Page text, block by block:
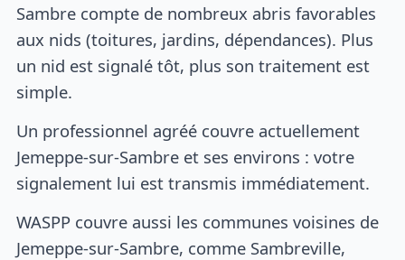
Sambre compte de nombreux abris favorables
aux nids (toitures, jardins, dépendances). Plus
un nid est signalé tôt, plus son traitement est
simple.
Un professionnel agréé couvre actuellement
Jemeppe-sur-Sambre et ses environs : votre
signalement lui est transmis immédiatement.
WASPP couvre aussi les communes voisines de
Jemeppe-sur-Sambre, comme Sambreville,